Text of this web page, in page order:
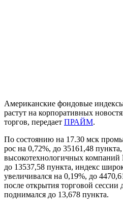
Американские фондовые
растут на корпоративных
торгов, передает ПРАЙМ.
По состоянию на 17.30 мск
рос на 0,72%, до 35161,48
высокотехнологичных
до 13537,58 пункта, индекс
увеличивался на 0,19%, до
после открытия торговой
поднимался до 13,678 пункта.